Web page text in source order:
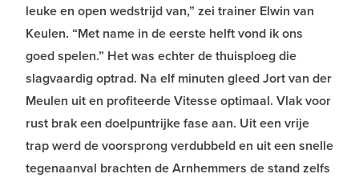
leuke en open wedstrijd van,” zei trainer Elwin van
Keulen. “Met name in de eerste helft vond ik ons
goed spelen.” Het was echter de thuisploeg die
slagvaardig optrad. Na elf minuten gleed Jort van der
Meulen uit en profiteerde Vitesse optimaal. Vlak voor
rust brak een doelpuntrijke fase aan. Uit een vrije
trap werd de voorsprong verdubbeld en uit een snelle
tegenaanval brachten de Arnhemmers de stand zelfs